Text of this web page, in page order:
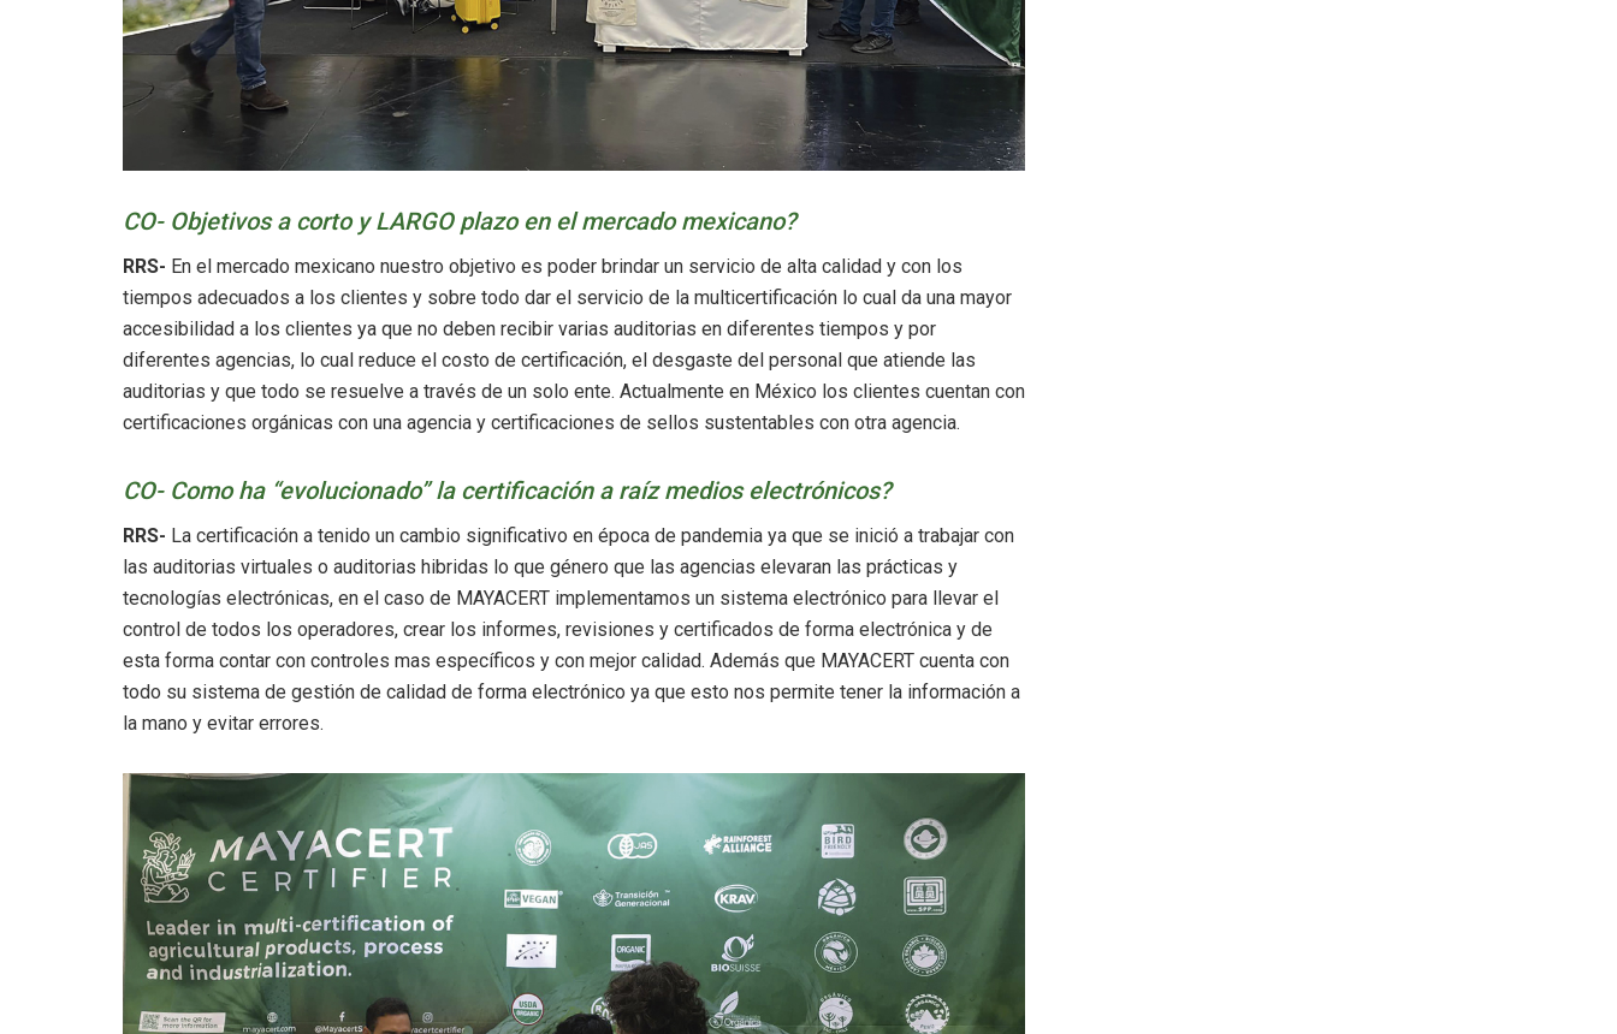
CO- Objetivos a corto y LARGO plazo en el mercado mexicano?
RRS- En el mercado mexicano nuestro objetivo es poder brindar un servicio de alta calidad y con los
tiempos adecuados a los clientes y sobre todo dar el servicio de la multicertificación lo cual da una mayor
accesibilidad a los clientes ya que no deben recibir varias auditorias en diferentes tiempos y por
diferentes agencias, lo cual reduce el costo de certificación, el desgaste del personal que atiende las
auditorias y que todo se resuelve a través de un solo ente. Actualmente en México los clientes cuentan con
certificaciones orgánicas con una agencia y certificaciones de sellos sustentables con otra agencia.
CO- Como ha “evolucionado” la certificación a raíz medios electrónicos?
RRS- La certificación a tenido un cambio significativo en época de pandemia ya que se inició a trabajar con
las auditorias virtuales o auditorias hibridas lo que género que las agencias elevaran las prácticas y
tecnologías electrónicas, en el caso de MAYACERT implementamos un sistema electrónico para llevar el
control de todos los operadores, crear los informes, revisiones y certificados de forma electrónica y de
esta forma contar con controles mas específicos y con mejor calidad. Además que MAYACERT cuenta con
todo su sistema de gestión de calidad de forma electrónico ya que esto nos permite tener la información a
la mano y evitar errores.